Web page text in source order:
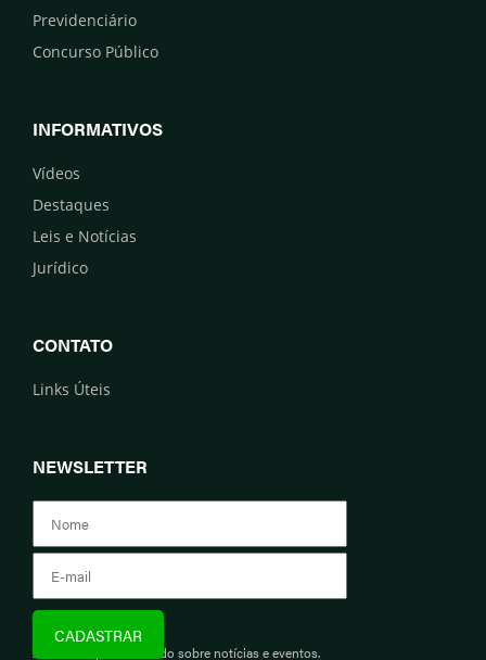
Previdenciário
Concurso Público
INFORMATIVOS
Vídeos
Destaques
Leis e Notícias
Jurídico
CONTATO
Links Úteis
NEWSLETTER
Assine e fique informado sobre notícias e eventos.